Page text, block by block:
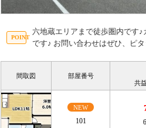
六地蔵エリアまで徒歩圏内です
です♪ お問い合わせはぜひ、ピ
間取図 部屋番号
共
NEW
101